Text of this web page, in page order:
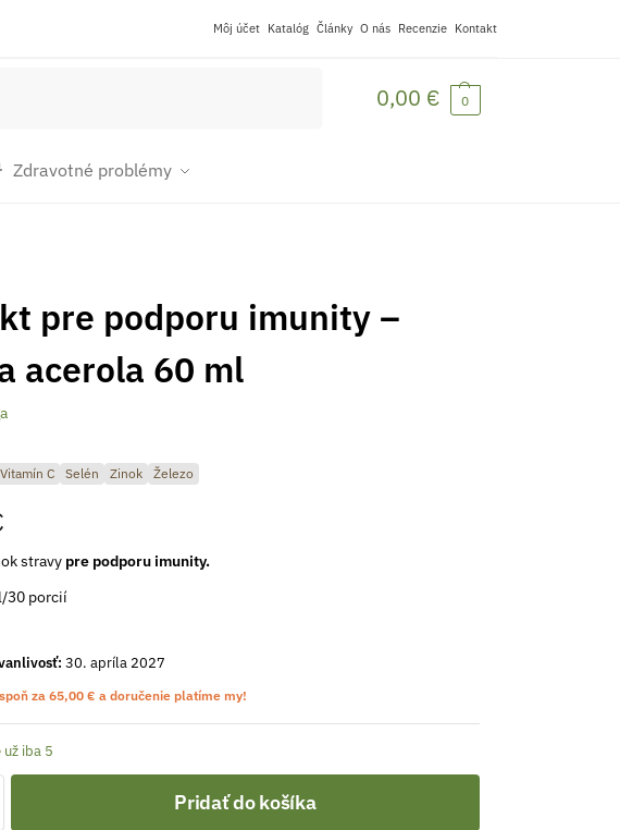
Môj účet Katalóg Články O nás Recenzie Kontakt
0,00 € 0
Zdravotné problémy
pre podporu imunity –
acerola 60 ml
Vitamín C Selén Zinok Železo
stravy pre podporu imunity.
30­ porcií
30. apríla 2027
za65,00 € a doručenie platíme my!
už iba 5
Pridať do košíka